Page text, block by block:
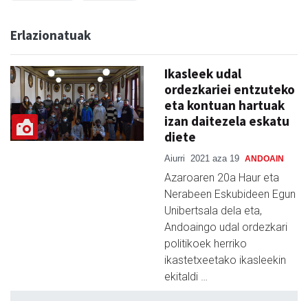
Erlazionatuak
Ikasleek udal
ordezkariei entzuteko
eta kontuan hartuak
izan daitezela eskatu
diete
Aiurri 2021 aza 19 ANDOAIN
Azaroaren 20a Haur eta
Nerabeen Eskubideen Egun
Unibertsala dela eta,
Andoaingo udal ordezkari
politikoek herriko
ikastetxeetako ikasleekin
ekitaldi …